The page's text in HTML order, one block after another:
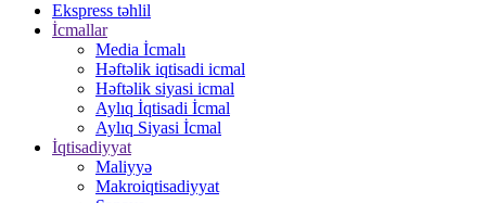
Ekspress təhlil
İcmallar
Media İcmalı
Həftəlik iqtisadi icmal
Həftəlik siyasi icmal
Aylıq İqtisadi İcmal
Aylıq Siyasi İcmal
İqtisadiyyat
Maliyyə
Makroiqtisadiyyat